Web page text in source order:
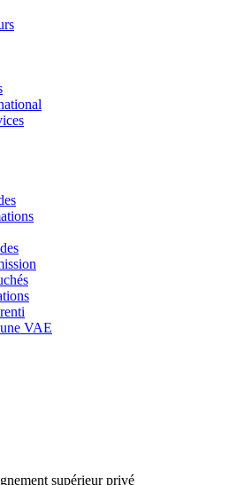
une VAE
supérieur privé